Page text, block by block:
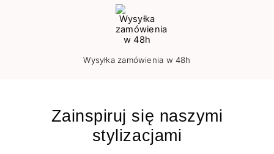
Wysyłka zamówienia w 48h
Zainspiruj się naszymi
stylizacjami